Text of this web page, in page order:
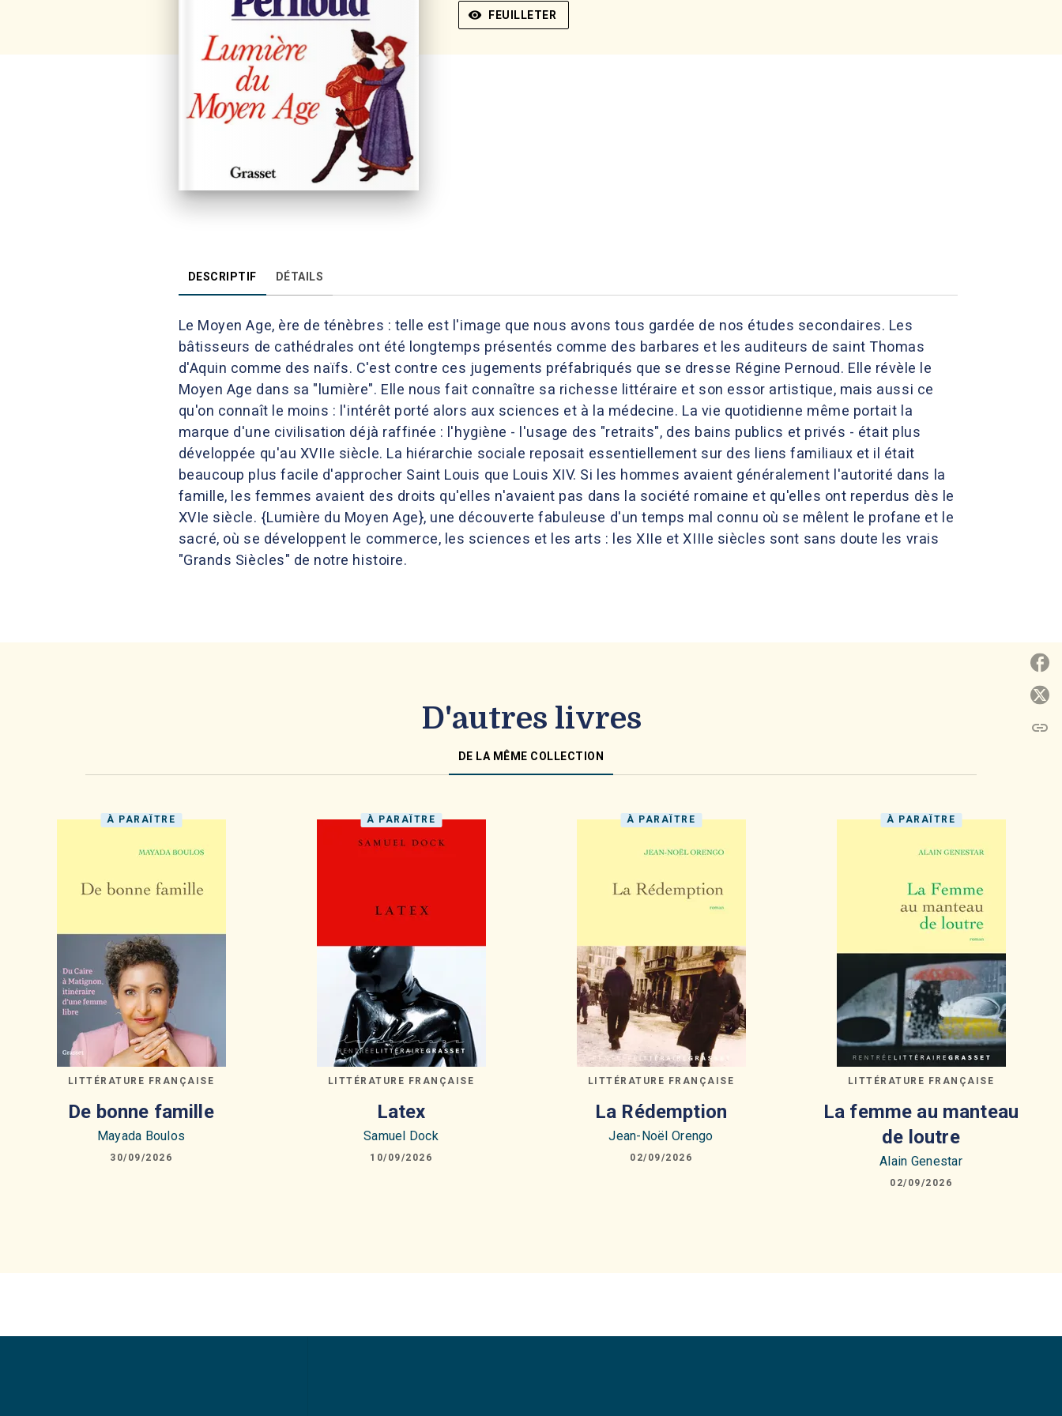
visibility FEUILLETER
DESCRIPTIF DÉTAILS
Le Moyen Age, ère de ténèbres : telle est l'image que nous avons tous gardée de nos études secondaires. Les
bâtisseurs de cathédrales ont été longtemps présentés comme des barbares et les auditeurs de saint Thomas
d'Aquin comme des naïfs. C'est contre ces jugements préfabriqués que se dresse Régine Pernoud. Elle révèle le
Moyen Age dans sa "lumière". Elle nous fait connaître sa richesse littéraire et son essor artistique, mais aussi ce
qu'on connaît le moins : l'intérêt porté alors aux sciences et à la médecine. La vie quotidienne même portait la
marque d'une civilisation déjà raffinée : l'hygiène - l'usage des "retraits", des bains publics et privés - était plus
développée qu'au XVIIe siècle. La hiérarchie sociale reposait essentiellement sur des liens familiaux et il était
beaucoup plus facile d'approcher Saint Louis que Louis XIV. Si les hommes avaient généralement l'autorité dans la
famille, les femmes avaient des droits qu'elles n'avaient pas dans la société romaine et qu'elles ont reperdus dès le
XVIe siècle. {Lumière du Moyen Age}, une découverte fabuleuse d'un temps mal connu où se mêlent le profane et le
sacré, où se développent le commerce, les sciences et les arts : les XIIe et XIIIe siècles sont sans doute les vrais
"Grands Siècles" de notre histoire.
D'autres livres
DE LA MÊME COLLECTION
À PARAÎTRE
LITTÉRATURE FRANÇAISE
De bonne famille
Mayada Boulos
30/09/2026
À PARAÎTRE
LITTÉRATURE FRANÇAISE
Latex
Samuel Dock
10/09/2026
À PARAÎTRE
LITTÉRATURE FRANÇAISE
La Rédemption
Jean-Noël Orengo
02/09/2026
À PARAÎTRE
LITTÉRATURE FRANÇAISE
La femme au manteau
de loutre
Alain Genestar
02/09/2026
link